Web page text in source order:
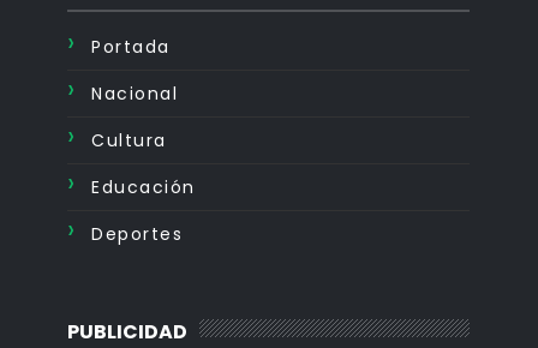
Portada
Nacional
Cultura
Educación
Deportes
PUBLICIDAD